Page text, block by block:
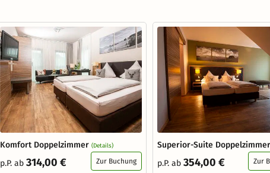
Komfort Doppelzimmer (Details)
p.P. ab 314,00 € Zur Buchung
Superior-Suite Doppelzimmer
p.P. ab 354,00 € Zur